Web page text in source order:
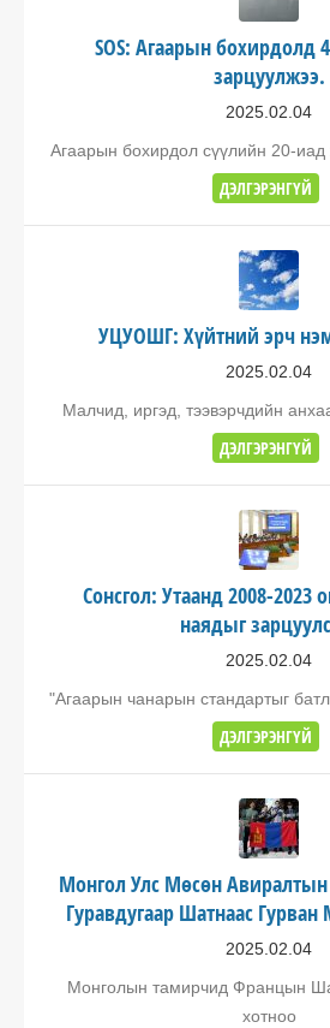
SOS: Агаарын бохирдолд
зарцуулжээ.
2025.02.04
Агаарын бохирдол сүүлийн 20-
ДЭЛГЭРЭНГҮЙ
УЦУОШГ: Хүйтний эрч
2025.02.04
Малчид, иргэд, тээвэрчдийн
ДЭЛГЭРЭНГҮЙ
Сонсгол: Утаанд 2008-2023
наядыг
2025.02.04
"Агаарын чанарын стандартыг
ДЭЛГЭРЭНГҮЙ
Монгол Улс Мөсөн
Гуравдугаар Шатнаас
2025.02.04
Монголын тамирчид Францын
хотноо